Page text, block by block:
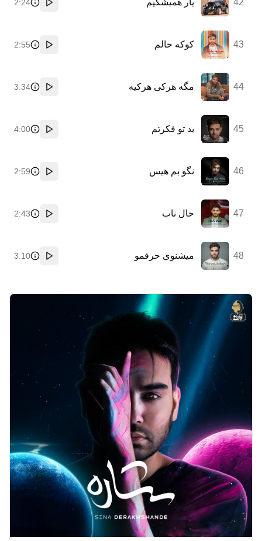
42 یار همیشگیم
پخش
2:24
43 کوکه حالم
پخش
2:55
44 مگه هرکی هرکیه
پخش
3:34
45
پخش
4:00
46 نگو بم هیس
پخش
2:59
47 حال ناب
پخش
2:43
48
پخش
3:10